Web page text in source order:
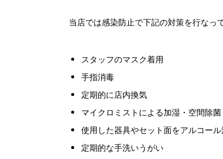
当店では感染防止で下記の対策を行なっ
スタッフのマスク着用
手指消毒
定期的に店内換気
マイクロミストによる加湿・空間除菌
使用した器具やセット面をアルコー
定期的な手洗いうがい